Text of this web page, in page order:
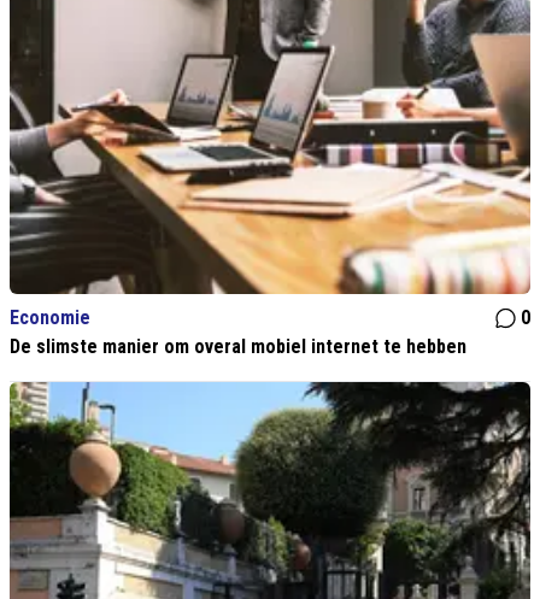
Economie
0
De slimste manier om overal mobiel internet te hebben